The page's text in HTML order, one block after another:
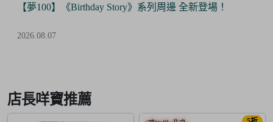
【夢100】《Birthday Story》系列周邊 全新登場！
2026.08.07
6
店長咩寶推薦